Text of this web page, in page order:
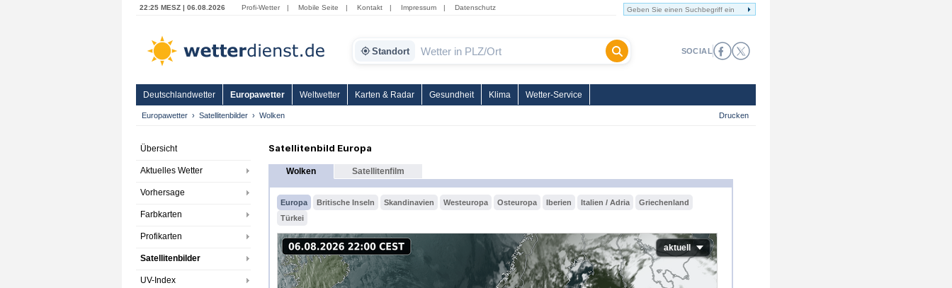
22:25 MESZ | 06.08.2026 Profi-Wetter | Mobile Seite | Kontakt | Impressum | Datenschutz
Standort SOCIAL
Deutschlandwetter Europawetter Weltwetter Karten & Radar Gesundheit Klima Wetter-Service
Europawetter Satellitenbilder Wolken Drucken
Übersicht
Aktuelles Wetter
Vorhersage
Farbkarten
Profikarten
Satellitenbilder
UV-Index
Satellitenbild Europa
Wolken Satellitenfilm
Europa Britische Inseln Skandinavien Westeuropa Osteuropa Iberien Italien / Adria
Griechenland
Türkei